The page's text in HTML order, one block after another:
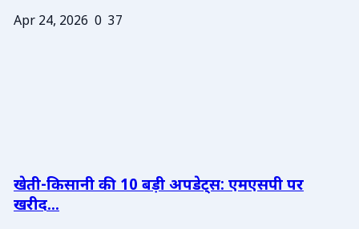
Apr 24, 2026 0 37
खेती-किसानी की 10 बड़ी अपडेट्स: एमएसपी पर
खरीद...